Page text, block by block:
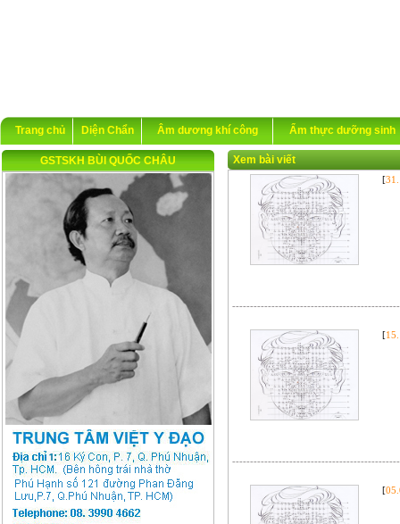
Trang chủ Diện Chẩn Âm dương khí công Ẩm thực dưỡng sinh
GSTSKH BÙI QUỐC CHÂU Xem bài viết
[
[
[